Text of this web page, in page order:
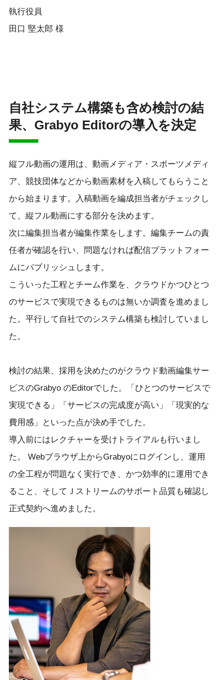
執行役員
田口 堅太郎 様​
自社システム構築も含め検討の結
果、Grabyo Editorの導入を決定
縦フル動画の運用は、動画メディア・スポーツメディ
ア、競技団体などから動画素材を入稿してもらうこと
から始まります。入稿動画を編成担当者がチェックし
て、縦フル動画にする部分を決めます。
次に編集担当者が編集作業をします。編集チームの責
任者が確認を行い、問題なければ配信プラットフォー
ムにパブリッシュします。
こういった工程とチーム作業を、クラウドかつひとつ
のサービスで実現できるものは無いか調査を進めまし
た。平行して自社でのシステム構築も検討していまし
た。
検討の結果、採用を決めたのがクラウド動画編集サー
ビスのGrabyo のEditorでした。「ひとつのサービスで
実現できる」「サービスの完成度が高い」「現実的な
費用感」といった点が決め手でした。
導入前にはレクチャーを受けトライアルも行いまし
た。 Webブラウザ上からGrabyoにログインし、運用
の全工程が問題なく実行でき、かつ効率的に運用でき
ること、そしてＪストリームのサポート品質も確認し
正式契約へ進めました。